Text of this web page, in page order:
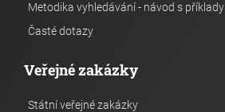
Metodika vyhledávání - návod s příklady
Časté dotazy
Veřejné zakázky
Státní veřejné zakázky